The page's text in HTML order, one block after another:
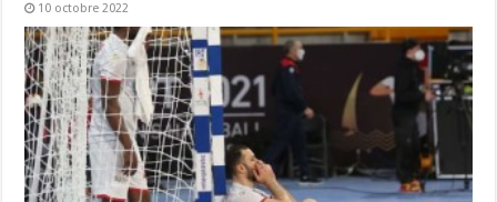
10 octobre 2022